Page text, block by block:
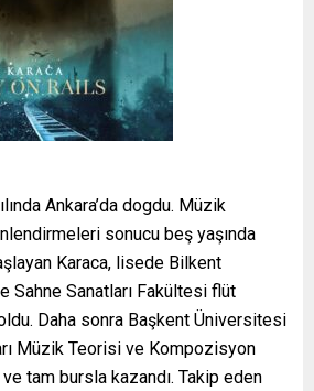
Ankara’da dogdu. Müzik
sonucu beş yaşında
Karaca, lisede Bilkent
Sahne Sanatları Fakültesi flüt
Daha sonra Başkent Üniversitesi
Müzik Teorisi ve Kompozisyon
tam bursla kazandı. Takip eden